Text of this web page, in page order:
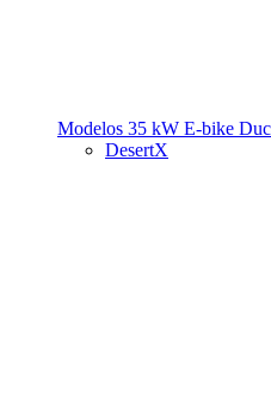
Modelos 35 kW E-bike
DesertX